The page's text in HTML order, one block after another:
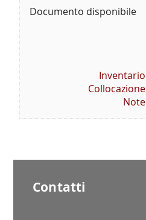
Documento disponibile
Inventario
Collocazione
Note
Contatti